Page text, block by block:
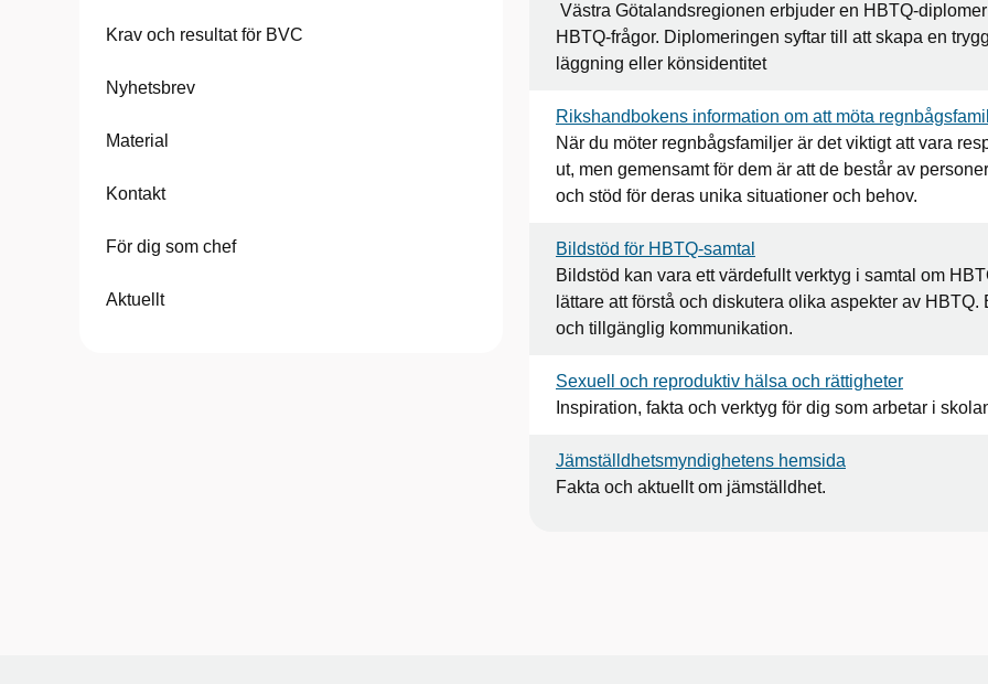
Krav och resultat för BVC
Nyhetsbrev
Material
Kontakt
För dig som chef
Aktuellt
Västra Götalandsregionen erbjuder en HBTQ-
HBTQ-frågor. Diplomeringen syftar till att skapa en
läggning eller könsidentitet
Rikshandbokens information om att möta
När du möter regnbågsfamiljer är det viktigt att vara
ut, men gemensamt för dem är att de består av
och stöd för deras unika situationer och behov.
Bildstöd för HBTQ-samtal
Bildstöd kan vara ett värdefullt verktyg i samtal om
lättare att förstå och diskutera olika aspekter av
och tillgänglig kommunikation.
Sexuell och reproduktiv hälsa och rättigheter
Inspiration, fakta och verktyg för dig som arbetar i
Jämställdhetsmyndighetens hemsida
Fakta och aktuellt om jämställdhet.